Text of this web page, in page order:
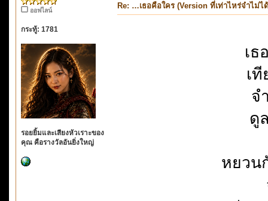
ออฟไลน์
กระทู้: 1781
รอยยิ้มและเสียงหัวเราะของ
คุณ คือรางวัลอันยิ่งใหญ่
Re: …เธอคือใคร (Version ที่เท่าไหร่จำไม่
เธ
เ
จ
ดู
หยวน